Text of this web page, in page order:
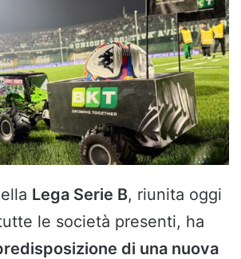
Lega Serie B, riunita oggi
le società presenti, ha
di una nuova